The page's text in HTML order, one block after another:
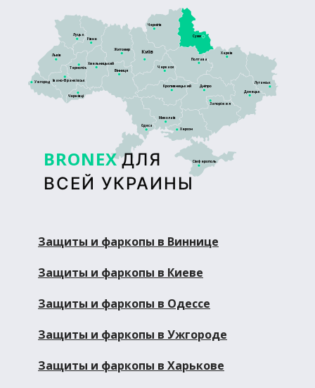
BRONEX ДЛЯ
ВСЕЙ УКРАИНЫ
Сімферополь
Луцьк
Київ
Житомир
Тернопіль
Рівне
Львів
Дніпро
Кропивницький
Харків
Полтава
Черкаси
Суми
Чернігів
Запоріжжя
Херсон
Донецьк
Луганськ
Ужгород
Чернівці
Вінниця
Хмельницький
Івано-Франківськ
Миколаїв
Одеса
Защиты и фаркопы в Виннице
Защиты и фаркопы в Киеве
Защиты и фаркопы в Одессе
Защиты и фаркопы в Ужгороде
Защиты и фаркопы в Харькове